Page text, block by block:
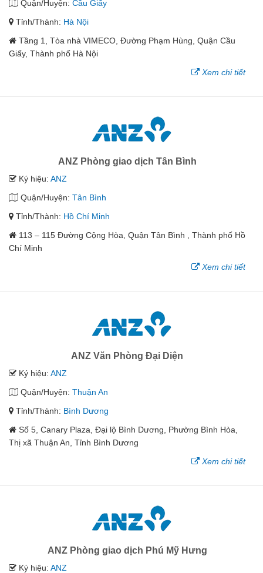
Quận/Huyện: Cầu Giấy
Tỉnh/Thành: Hà Nội
Tầng 1, Tòa nhà VIMECO, Đường Phạm Hùng, Quận Cầu
Giấy, Thành phố Hà Nội
Xem chi tiết
ANZ Phòng giao dịch Tân Bình
Ký hiệu: ANZ
Quận/Huyện: Tân Bình
Tỉnh/Thành: Hồ Chí Minh
113 – 115 Đường Cộng Hòa, Quận Tân Bình , Thành phố Hồ
Chí Minh
Xem chi tiết
ANZ Văn Phòng Đại Diện
Ký hiệu: ANZ
Quận/Huyện: Thuận An
Tỉnh/Thành: Bình Dương
Số 5, Canary Plaza, Đại lộ Bình Dương, Phường Bình Hòa,
Thị xã Thuận An, Tỉnh Bình Dương
Xem chi tiết
ANZ Phòng giao dịch Phú Mỹ Hưng
Ký hiệu: ANZ